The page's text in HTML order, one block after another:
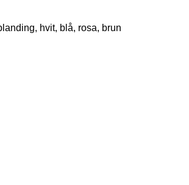
hvit, blå, rosa, brun